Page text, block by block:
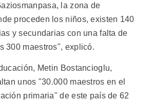
la zona de
proceden los niños, existen 140
y secundarias con una falta de
300 maestros", explicó.
Metin Bostancioglu,
unos "30.000 maestros en el
primaria" de este país de 62